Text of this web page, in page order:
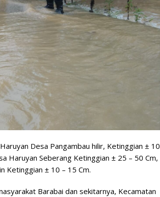
Desa Pangambau hilir, Ketinggian ± 10
Haruyan Seberang Ketinggian ± 25 – 50 Cm,
Ketinggian ± 10 – 15 Cm.
Barabai dan sekitarnya, Kecamatan